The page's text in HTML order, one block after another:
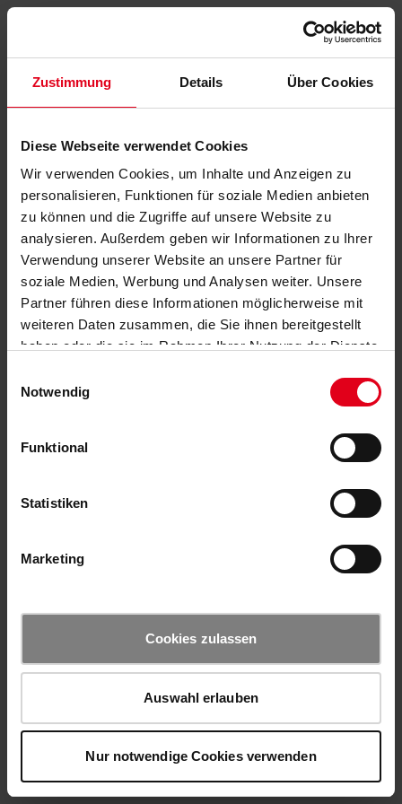
Zustimmung Details Über Cookies
Diese Webseite verwendet Cookies
Wir verwenden Cookies, um Inhalte und Anzeigen zu
personalisieren, Funktionen für soziale Medien anbieten
zu können und die Zugriffe auf unsere Website zu
analysieren. Außerdem geben wir Informationen zu Ihrer
Verwendung unserer Website an unsere Partner für
soziale Medien, Werbung und Analysen weiter. Unsere
Partner führen diese Informationen möglicherweise mit
weiteren Daten zusammen, die Sie ihnen bereitgestellt
haben oder die sie im Rahmen Ihrer Nutzung der Dienste
Notwendig
Funktional
Statistiken
Marketing
Cookies zulassen
Auswahl erlauben
Nur notwendige Cookies verwenden